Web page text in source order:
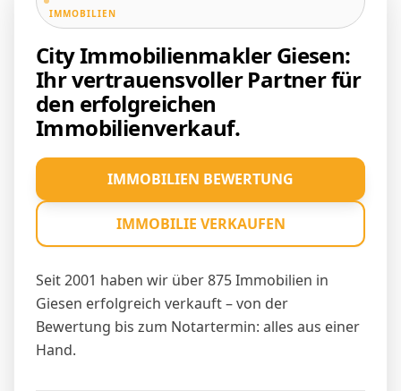
IMMOBILIEN
City Immobilienmakler Giesen:
Ihr vertrauensvoller Partner für
den erfolgreichen
Immobilienverkauf.
Seit 2001 haben wir über 875 Immobilien in
Giesen erfolgreich verkauft – von der
Bewertung bis zum Notartermin: alles aus einer
Hand.
IMMOBILIEN BEWERTUNG
IMMOBILIE VERKAUFEN